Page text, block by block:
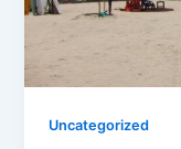
Uncategorized